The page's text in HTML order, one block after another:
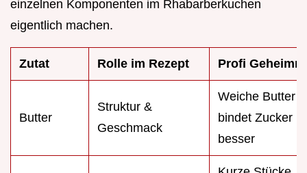
einzelnen Komponenten im Rhabarberkuchen
eigentlich machen.
Zutat Rolle im Rezept Profi
Butter
Struktur &
Geschmack
Weiche Butter
bindet Zucker
besser